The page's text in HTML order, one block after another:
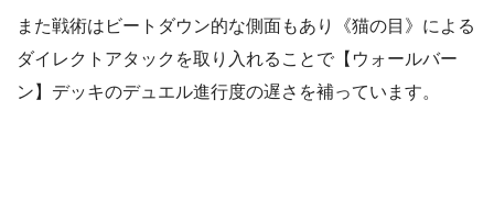
また戦術はビートダウン的な側面もあり《猫の目》による
ダイレクトアタックを取り入れることで【ウォールバー
ン】デッキのデュエル進行度の遅さを補っています。